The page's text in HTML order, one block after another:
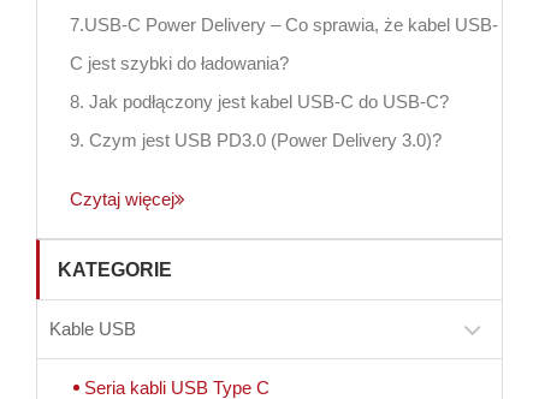
7.USB-C Power Delivery – Co sprawia, że kabel USB-
C jest szybki do ładowania?
8. Jak podłączony jest kabel USB-C do USB-C?
9. Czym jest USB PD3.0 (Power Delivery 3.0)?
Czytaj więcej
KATEGORIE
Kable USB
Seria kabli USB Type C